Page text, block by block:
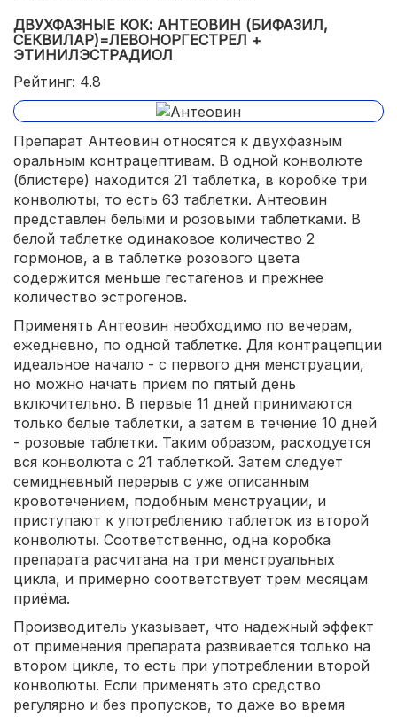
ДВУХФАЗНЫЕ КОК: АНТЕОВИН (БИФАЗИЛ,
СЕКВИЛАР)=ЛЕВОНОРГЕСТРЕЛ +
ЭТИНИЛЭСТРАДИОЛ
Рейтинг: 4.8
Препарат Антеовин относятся к двухфазным
оральным контрацептивам. В одной конволюте
(блистере) находится 21 таблетка, в коробке три
конволюты, то есть 63 таблетки. Антеовин
представлен белыми и розовыми таблетками. В
белой таблетке одинаковое количество 2
гормонов, а в таблетке розового цвета
содержится меньше гестагенов и прежнее
количество эстрогенов.
Применять Антеовин необходимо по вечерам,
ежедневно, по одной таблетке. Для контрацепции
идеальное начало - с первого дня менструации,
но можно начать прием по пятый день
включительно. В первые 11 дней принимаются
только белые таблетки, а затем в течение 10 дней
- розовые таблетки. Таким образом, расходуется
вся конволюта с 21 таблеткой. Затем следует
семидневный перерыв с уже описанным
кровотечением, подобным менструации, и
приступают к употреблению таблеток из второй
конволюты. Соответственно, одна коробка
препарата расчитана на три менструальных
цикла, и примерно соответствует трем месяцам
приёма.
Производитель указывает, что надежный эффект
от применения препарата развивается только на
втором цикле, то есть при употреблении второй
конволюты. Если применять это средство
регулярно и без пропусков, то даже во время